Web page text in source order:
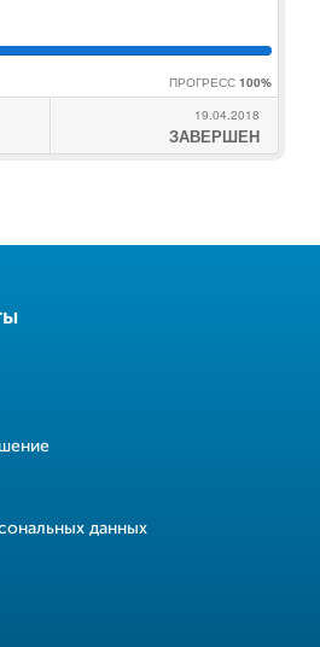
ПРОГРЕСС 100%
19.04.2018
ЗАВЕРШЕН
данных